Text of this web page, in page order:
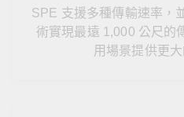
SPE 支援多種傳輸速率，
術實現最遠 1,000 公尺的
用場景提供更